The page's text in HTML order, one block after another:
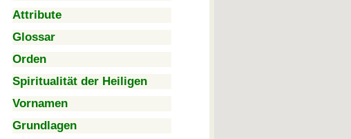
Attribute
Glossar
Orden
Spiritualität der Heiligen
Vornamen
Grundlagen